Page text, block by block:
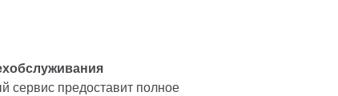
сервис предоставит полное